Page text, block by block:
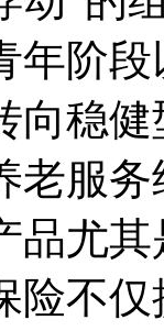
年阶
向稳
老服
品尤
险不